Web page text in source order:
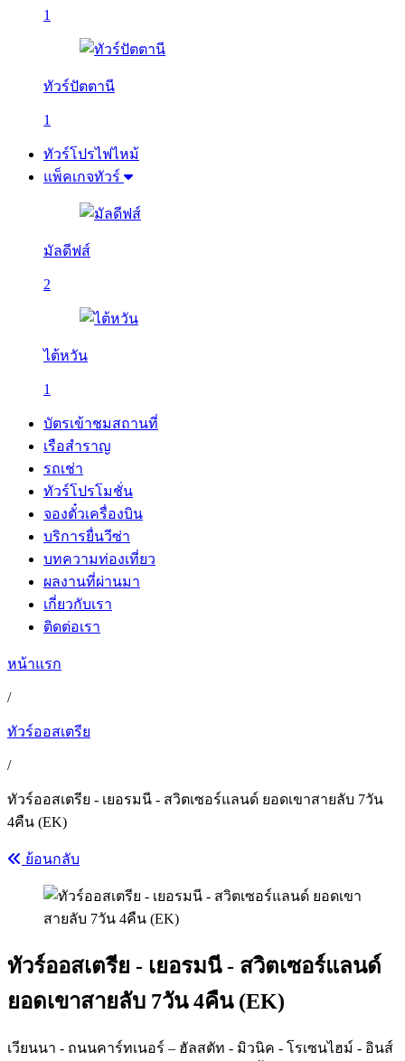
1
ทัวร์ปัตตานี
1
ทัวร์โปรไฟไหม้
แพ็คเกจทัวร์
มัลดีฟส์
2
ไต้หวัน
1
บัตรเข้าชมสถานที่
เรือสำราญ
รถเช่า
ทัวร์โปรโมชั่น
จองตั๋วเครื่องบิน
บริการยื่นวีซ่า
บทความท่องเที่ยว
ผลงานที่ผ่านมา
เกี่ยวกับเรา
ติดต่อเรา
หน้าแรก
/
ทัวร์ออสเตรีย
/
ทัวร์ออสเตรีย - เยอรมนี - สวิตเซอร์แลนด์ ยอดเขาสายลับ 7วัน
4คืน (EK)
ย้อนกลับ
ทัวร์ออสเตรีย - เยอรมนี - สวิตเซอร์แลนด์
ยอดเขาสายลับ 7วัน 4คืน (EK)
เวียนนา - ถนนคาร์ทเนอร์ – ฮัลสตัท - มิวนิค - โรเซนไฮม์ - อินส์